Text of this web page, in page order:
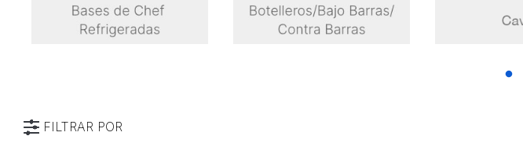
FILTRAR POR